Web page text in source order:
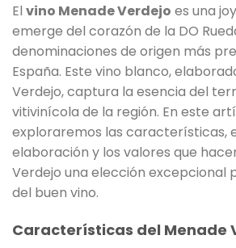
El vino Menade Verdejo es una
emerge del corazón de la DO
denominaciones de origen más
España. Este vino blanco,
Verdejo, captura la esencia del
vitivinícola de la región. En este
exploraremos las características,
elaboración y los valores que
Verdejo una elección excepcional
del buen vino.
Características del Menade